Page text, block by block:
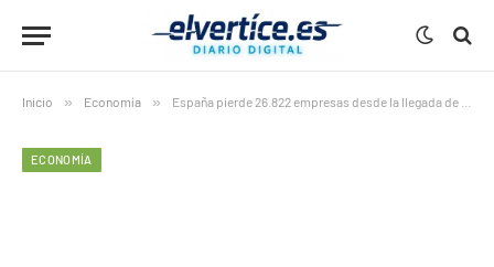
Inicio » Economía » España pierde 26.822 empresas desde la llegada de Sánchez
ECONOMÍA